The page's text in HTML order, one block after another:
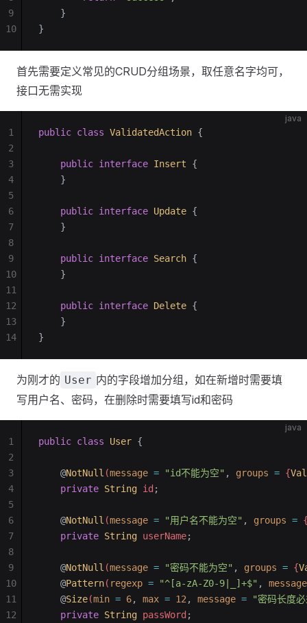
    }
}
9
10
首先需要定义常见的CRUD分组场景，取任意名字均可，
接口无需实现
java
public class ValidatedAction {
    public
interface Insert {
    }
    public
interface Update {
    }
    public
interface Search {
    }
    public
interface Delete {
    }
}
1
2
3
4
5
6
7
8
9
10
11
12
13
14
为刚才的 User 内的字段增加分组，如在新增时需要填
写用户名、密码，在删除时需要填写id和密码
java
public class User {
    @
NotNull (message = "id不能为空" , groups = {
    private
String id ;
    @
NotNull (message = "用户名不能为空" , groups =
    private
String userName;
    @
NotNull (message = "密码不能为空" , groups = {
    @
Pattern( regexp = "^[a-zA-Z0-9|_]+$" ,
message
    @
Size(min = 6, max = 12 , message = "密码长度
    private
String passWord ;
1
2
3
4
5
6
7
8
9
10
11
12